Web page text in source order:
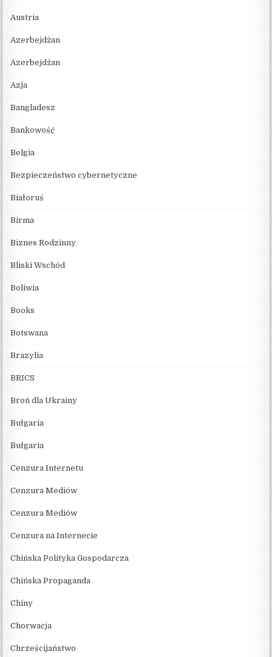
Austria
Azerbejdżan
Azerbejdżan
Azja
Bangladesz
Bankowość
Belgia
Bezpieczeństwo cybernetyczne
Białoruś
Birma
Biznes Rodzinny
Bliski Wschód
Boliwia
Books
Botswana
Brazylia
BRICS
Broń dla Ukrainy
Bułgaria
Bułgaria
Cenzura Internetu
Cenzura Mediów
Cenzura Mediów
Cenzura na Internecie
Chińska Polityka Gospodarcza
Chińska Propaganda
Chiny
Chorwacja
Chrześcijaństwo